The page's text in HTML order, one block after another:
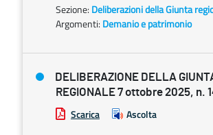
Sezione: Deliberazioni della Giunta
Argomenti: Demanio e patrimonio
DELIBERAZIONE DELLA
REGIONALE 7 ottobre 2025, n.
Scarica Ascolta